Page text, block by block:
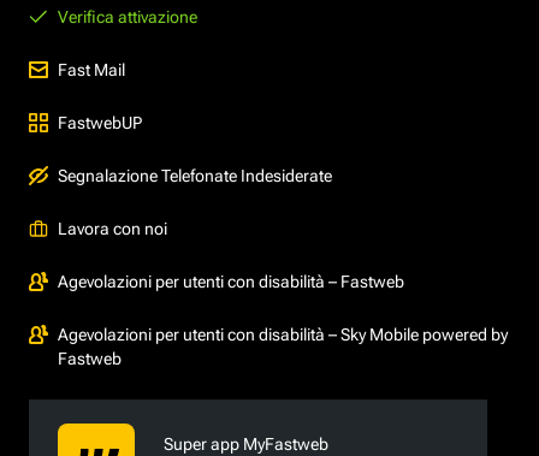
Verifica attivazione
Fast Mail
FastwebUP
Segnalazione Telefonate Indesiderate
Lavora con noi
Agevolazioni per utenti con disabilità – Fastweb
Agevolazioni per utenti con disabilità – Sky Mobile powered by
Fastweb
Super app MyFastweb